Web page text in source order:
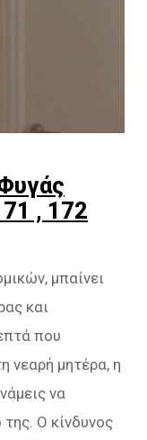
, 172
μπαίνει
και
που
νεαρή μητέρα, η
να
Ο κίνδυνος